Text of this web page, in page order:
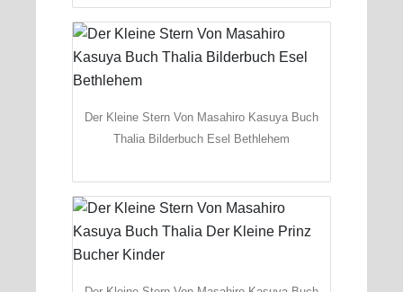
Der Kleine Stern Von Masahiro Kasuya Buch
Thalia Bilderbuch Esel Bethlehem